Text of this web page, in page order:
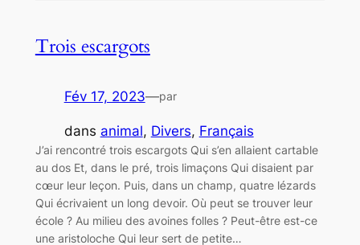
Trois escargots
Fév 17, 2023—par
dans animal, Divers, Français
J’ai rencontré trois escargots Qui s’en allaient cartable
au dos Et, dans le pré, trois limaçons Qui disaient par
cœur leur leçon. Puis, dans un champ, quatre lézards
Qui écrivaient un long devoir. Où peut se trouver leur
école ? Au milieu des avoines folles ? Peut-être est-ce
une aristoloche Qui leur sert de petite…